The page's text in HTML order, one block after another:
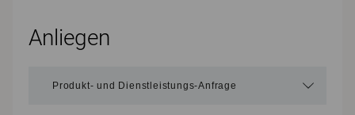
Anliegen